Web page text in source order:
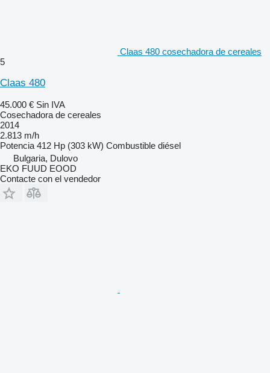
Claas 480 cosechadora de cereales
5
Claas 480
45.000 € Sin IVA
Cosechadora de cereales
2014
2.813 m/h
Potencia 412 Hp (303 kW) Combustible diésel
Bulgaria, Dulovo
EKO FUUD EOOD
Contacte con el vendedor